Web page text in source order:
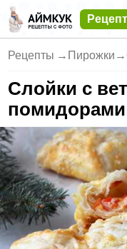
Рецепты → Пирожки →
Слойки с
помидорами